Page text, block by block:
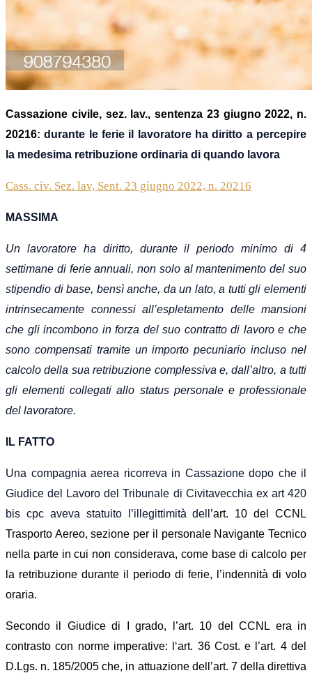
Cassazione civile, sez. lav., sentenza 23 giugno 2022, n.
20216: durante le ferie il lavoratore ha diritto a percepire
la medesima retribuzione ordinaria di quando lavora
Cass. civ. Sez. lav, Sent. 23 giugno 2022, n. 20216
MASSIMA
Un lavoratore ha diritto, duranteil periodo minimo di 4
settimane diferie annuali, non solo al mantenimento del suo
stipendio di base, bensì anche, da un lato, a tutti gli elementi
intrinsecamente connessi all’espletamento delle mansioni
che gli incombono in forza del suo contratto di lavoro e che
sono compensati tramite un importo pecuniario incluso nel
calcolo della sua retribuzione complessiva e, dall’altro, a tutti
gli elementi collegati allo status personale e professionale
del lavoratore.
IL FATTO
Una compagnia aerea ricorreva in Cassazione dopo che il
Giudice del Lavoro del Tribunale di Civitavecchia ex art 420
bis cpc aveva statuito l’illegittimità dell’art. 10del CCNL
Trasporto Aereo, sezione per il personale Navigante Tecnico
nella parte in cui non considerava, come base di calcolo per
la retribuzione durante il periodo di ferie, l’indennità di volo
oraria.
Secondo il Giudice di I grado, l’art. 10 del CCNL era in
contrasto con norme imperative:
‘art. 36 Cost.e l’art. 4 del
D.Lgs. n. 185/2005che, in attuazione dell’art. 7della direttiva